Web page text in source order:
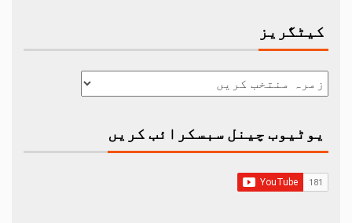
کیٹگریز
یوٹیوب چینل سبسکرائب کریں